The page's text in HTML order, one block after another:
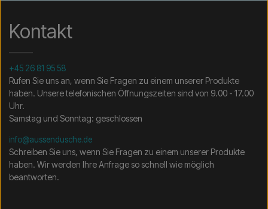
Rechnungs- und Lieferadresse – dann erhalten Sie ein
Kontakt
+45 26 81 95 58
Rufen Sie uns an, wenn Sie Fragen zu einem unserer Produkte
haben. Unsere telefonischen Öffnungszeiten sind von 9.00 - 17.00
Uhr.
Samstag und Sonntag: geschlossen
info@aussendusche.de
Schreiben Sie uns, wenn Sie Fragen zu einem unserer Produkte
haben. Wir werden Ihre Anfrage so schnell wie möglich
beantworten.